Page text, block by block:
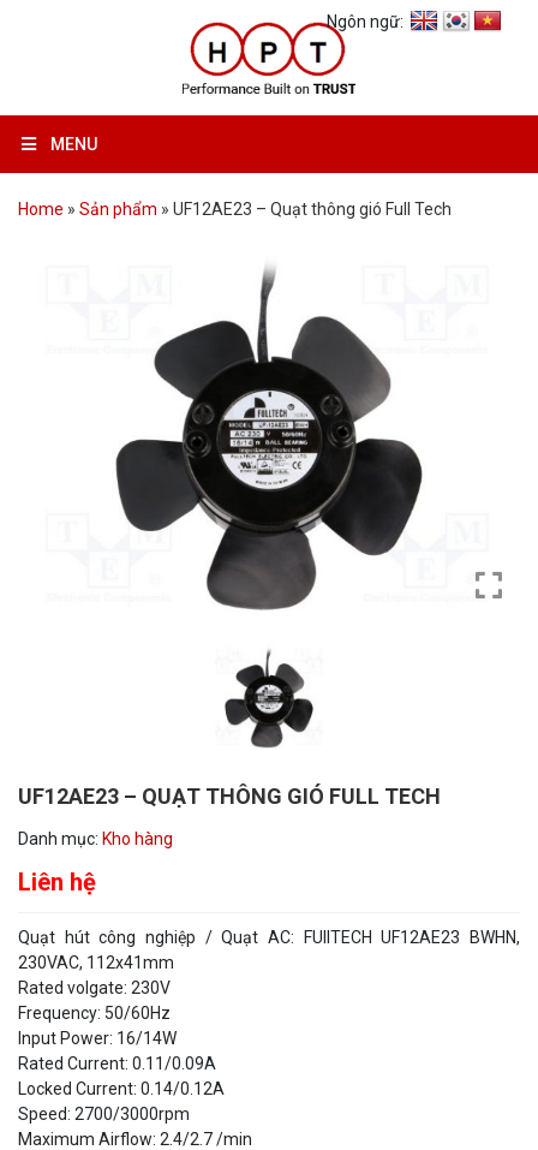
Ngôn ngữ:
MENU
Home » Sản phẩm » UF12AE23 – Quạt thông gió Full Tech
UF12AE23 – QUẠT THÔNG GIÓ FULL TECH
Danh mục: Kho hàng
Liên hệ
Quạt hút công nghiệp / Quạt AC: FUllTECH UF12AE23 BWHN,
230VAC, 112x41mm
Rated volgate: 230V
Frequency: 50/60Hz
Input Power: 16/14W
Rated Current: 0.11/0.09A
Locked Current: 0.14/0.12A
Speed: 2700/3000rpm
Maximum Airflow: 2.4/2.7 /min